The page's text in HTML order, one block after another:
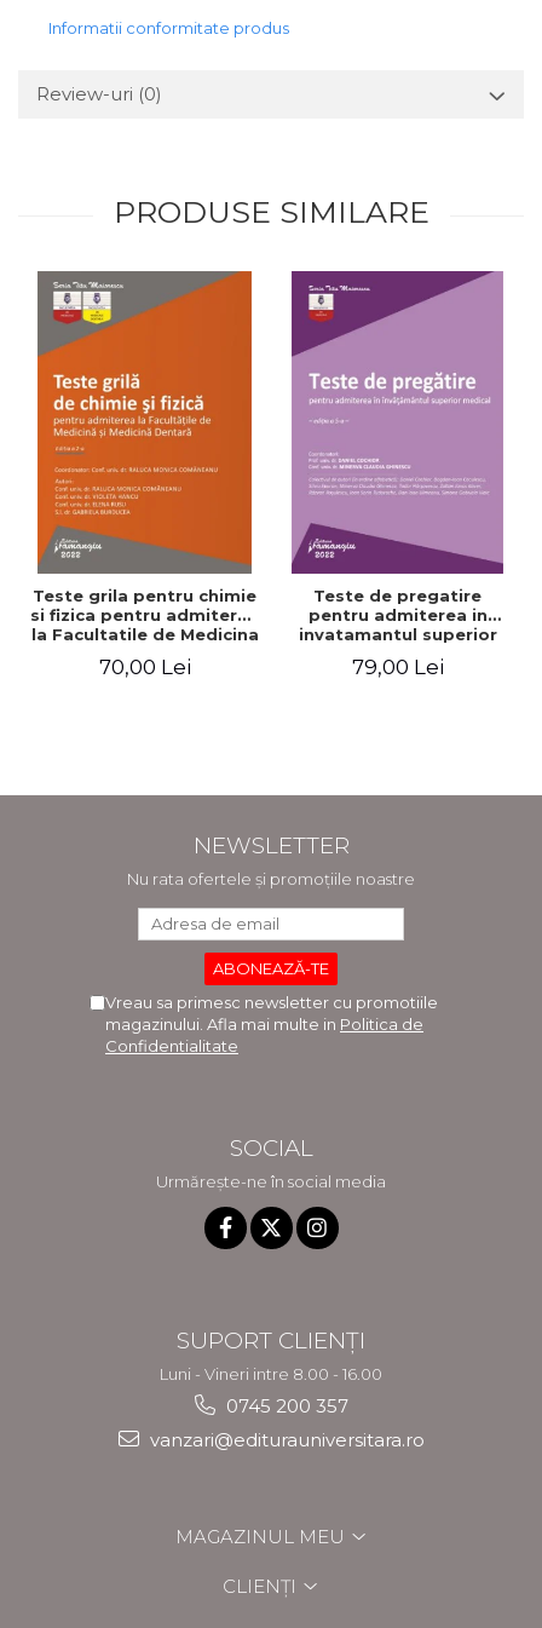
Informatii conformitate produs
Review-uri (0)
PRODUSE SIMILARE
Teste grila pentru chimie
si fizica pentru admiterea
la Facultatile de Medicina
si Medicina Dentara.
Editia a II-a - Raluca
70,00 Lei
Teste de pregatire
pentru admiterea in
invatamantul superior
medical. Editia a V-a -
Daniel Cochior, Minerva
79,00 Lei
NEWSLETTER
Nu rata ofertele și promoțiile noastre
Vreau sa primesc newsletter cu promotiile
magazinului. Afla mai multe in Politica de
Confidentialitate
SOCIAL
Urmărește-ne în social media
SUPORT CLIENȚI
Luni - Vineri intre 8.00 - 16.00
0745 200 357
vanzari@editurauniversitara.ro
MAGAZINUL MEU
CLIENȚI